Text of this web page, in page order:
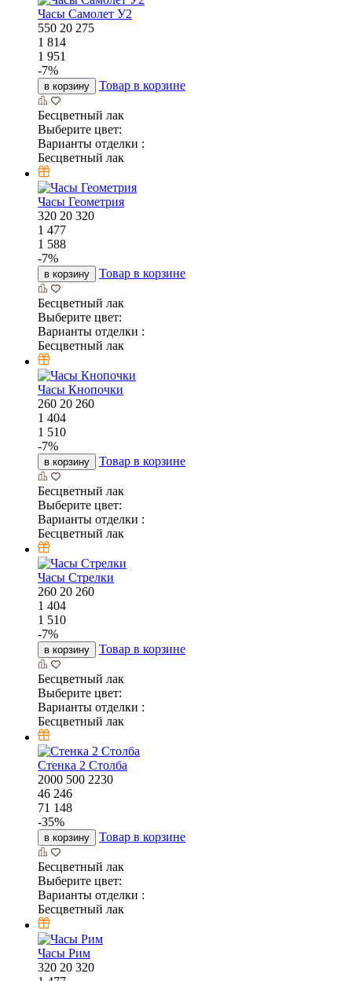
Срок поставки: уточняется
Страна производства: Россия
Стоимость доставки по Москве в пределах МКАД 1500
руб. Если сумма заказа составляет более 90 000 рублей
,то доставка становится БЕСПЛАТНОЙ.
Стоимость доставки за МКАД 1500 руб + 50 руб/км.
Если сумма заказа составляет более 90 000 рублей ,то
расчёт производиться по расстоянию от МКАД до места
доставки из расчёта 50 руб/км.
Доставка до транспортной компании (по Москве в
пределах МКАД) абсолютно бесплатно.
Доставка мебели по территории Москвы и Московской
области осуществляется собственным грузовым
автотранспортом, поэтому интервал доставки
составляет всего 4 часа.
Время доставки мебели с 8:00 до 19:00 ежедневно, кроме
понедельника.
Доставка производится по предварительному
согласованию с Покупателем заблаговременно (за 1 -2
дня) сотрудником службы доставки.
Доставка мебели осуществляется до подъезда
многоквартирного дома либо до места, куда может
беспрепятственно подъехать транспортное средство,
осуществляющее доставку.
Под разгрузкой в данном случае понимается передача товара в
точке, доступной для подъезда автомобиля.
Доставка не включает в себя подъём (занос) мебели в
помещение, квартиру, частный дом, на этаж или иные
действия, связанные с перемещением товара после разгрузки.
Услуги по заносу мебели в помещение предоставляются по
отдельному тарифу и оплачиваются дополнительно. Расчёт
стоимости таких услуг производится индивидуально
менеджером компании и согласовывается с Покупателем
заранее до момента поставки товара.
При отказе Покупателя от согласованных ранее услуг по
заносу, доставка будет осуществлена до доступной точки
разгрузки.
Бесцветный лак:
Бесцветный лак
Увеличить
Другие модели этой коллекции
Часы Самолет У2
550 20
1 814
1 951
7%
в корзину
Бесцветный лак
Выберите цвет:
Варианты отделки :
Бесцветный лак